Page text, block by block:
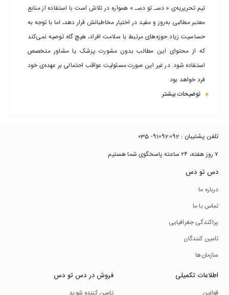
تیم تحریریه‌ی « دسـ تو دسـ » همواره در تلاش است با استفاده از منابع
معتبر مطالبی به‌روز و مفید در اختیار مخاطبانش قرار دهد، اما با توجه به
حساسیت زیاد حوزه‌های مرتبط با سلامت افراد، هیچ گاه توصیه نمی‌کند
که از محتوای این مطالب بدون مشورت پزشک یا مشاور متخصص
استفاده شود. در غیر این صورت مسئولیت عواقب احتمالی بر عهده‌ی خود
فرد خواهد بود
+ توضیحات بیشتر
تلفن پشتیبان : 91092092- ۰35
۷ روز هفته، ۲۴ ساعته پاسخگوی شما هستیم
دس تو دس
درباره ما
تماس با ما
پراکندگی جغرافیایی
تامین کنندگان
سازمان‌ها
اطلاعات تکمیلی فروش در دس تو دس